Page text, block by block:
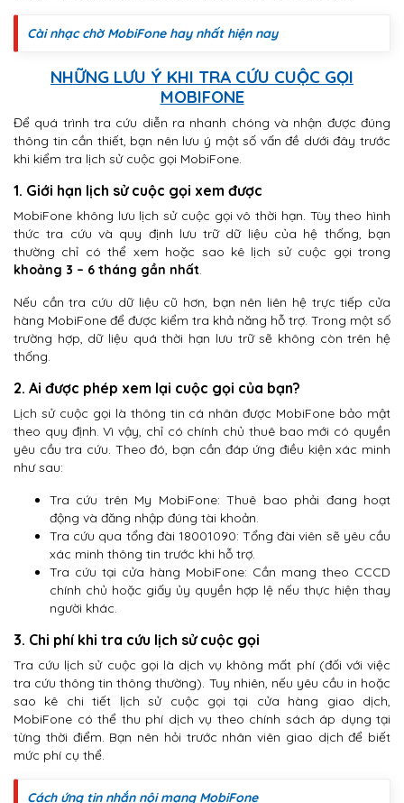
Cài nhạc chờ MobiFone hay nhất hiện nay
NHỮNG LƯU Ý KHI TRA CỨU CUỘC GỌI
MOBIFONE
Để quá trình tra cứu diễn ra nhanh chóng và nhận được đúng
thông tin cần thiết, bạn nên lưu ý một số vấn đề dưới đây trước
khi kiểm tra lịch sử cuộc gọi MobiFone.
1. Giới hạn lịch sử cuộc gọi xem được
MobiFone không lưu lịch sử cuộc gọi vô thời hạn. Tùy theo hình
thức tra cứu và quy định lưu trữ dữ liệu của hệ thống, bạn
thường chỉ có thể xem hoặc sao kê lịch sử cuộc gọi trong
khoảng 3 – 6 tháng gần nhất.
Nếu cần tra cứu dữ liệu cũ hơn, bạn nên liên hệ trực tiếp cửa
hàng MobiFone để được kiểm tra khả năng hỗ trợ. Trong một số
trường hợp, dữ liệu quá thời hạn lưu trữ sẽ không còn trên hệ
thống.
2. Ai được phép xem lại cuộc gọi của bạn?
Lịch sử cuộc gọi là thông tin cá nhân được MobiFone bảo mật
theo quy định. Vì vậy, chỉ có chính chủ thuê bao mới có quyền
yêu cầu tra cứu. Theo đó, bạn cần đáp ứng điều kiện xác minh
như sau:
Tra cứu trên My MobiFone: Thuê bao phải đang hoạt
động và đăng nhập đúng tài khoản.
Tra cứu qua tổng đài 18001090: Tổng đài viên sẽ yêu cầu
xác minh thông tin trước khi hỗ trợ.
Tra cứu tại cửa hàng MobiFone: Cần mang theo CCCD
chính chủ hoặc giấy ủy quyền hợp lệ nếu thực hiện thay
người khác.
3. Chi phí khi tra cứu lịch sử cuộc gọi
Tra cứu lịch sử cuộc gọi là dịch vụ không mất phí (đối với việc
tra cứu thông tin thông thường). Tuy nhiên, nếu yêu cầu in hoặc
sao kê chi tiết lịch sử cuộc gọi tại cửa hàng giao dịch,
MobiFone có thể thu phí dịch vụ theo chính sách áp dụng tại
từng thời điểm. Bạn nên hỏi trước nhân viên giao dịch để biết
mức phí cụ thể.
Cách ứng tin nhắn nội mạng MobiFone